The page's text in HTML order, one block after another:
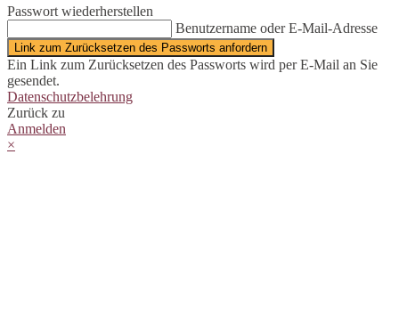
Passwort wiederherstellen
Benutzername oder E-Mail-Adresse
Link zum Zurücksetzen des Passworts anfordern
Ein Link zum Zurücksetzen des Passworts wird per E-Mail an Sie
gesendet.
Datenschutzbelehrung
Zurück zu
Anmelden
×